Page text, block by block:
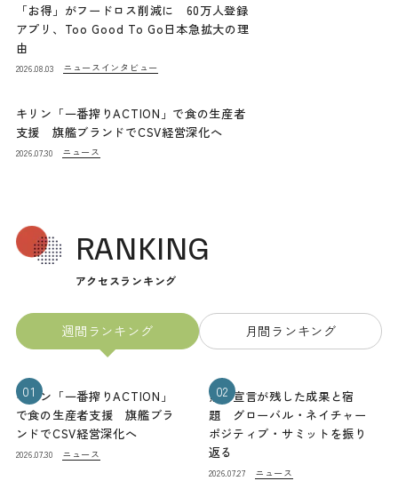
「お得」がフードロス削減に 60万人登録
アプリ、Too Good To Go日本急拡大の理
由
2026.08.03 ニュース インタビュー
キリン「一番搾りACTION」で食の生産者
支援 旗艦ブランドでCSV経営深化へ
2026.07.30 ニュース
RANKING
アクセスランキング
週間ランキング 月間ランキング
01
キリン「一番搾りACTION」
で食の生産者支援 旗艦ブラ
ンドでCSV経営深化へ
2026.07.30 ニュース
02
熊本宣言が残した成果と宿
題 グローバル・ネイチャー
ポジティブ・サミットを振り
返る
2026.07.27 ニュース